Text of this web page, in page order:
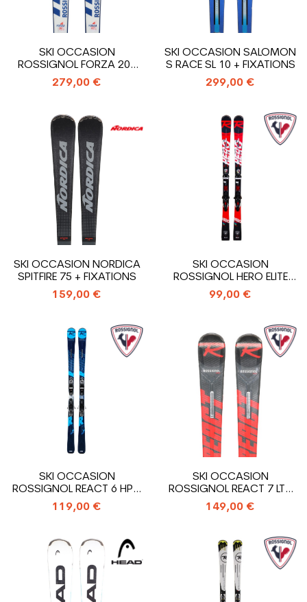
SKI OCCASION
ROSSIGNOL FORZA 20°
V-FIBER + FIXATIONS
279,00 €
SKI OCCASION SALOMON
S RACE SL 10 + FIXATIONS
299,00 €
SKI OCCASION NORDICA
SPITFIRE 75 + FIXATIONS
159,00 €
SKI OCCASION
ROSSIGNOL HERO ELITE
MULTI TURN CARBON...
99,00 €
SKI OCCASION
ROSSIGNOL REACT 6 HP +
FIXATIONS
119,00 €
SKI OCCASION
ROSSIGNOL REACT 7 LTD
COMPACT + FIXATIONS
149,00 €